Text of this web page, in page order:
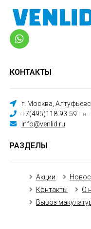
КОНТАКТЫ
г. Москва,
+7(495)118-93-59
info@venlid.ru
РАЗДЕЛЫ
Акции
Контакты
О
Вывоз